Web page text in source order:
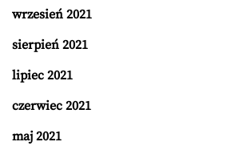
wrzesień 2021
sierpień 2021
lipiec 2021
czerwiec 2021
maj 2021